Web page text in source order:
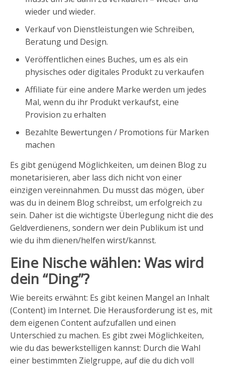
wieder und wieder.
Verkauf von Dienstleistungen wie Schreiben,
Beratung und Design.
Veröffentlichen eines Buches, um es als ein
physisches oder digitales Produkt zu verkaufen
Affiliate für eine andere Marke werden um jedes
Mal, wenn du ihr Produkt verkaufst, eine
Provision zu erhalten
Bezahlte Bewertungen / Promotions für Marken
machen
Es gibt genügend Möglichkeiten, um deinen Blog zu
monetarisieren, aber lass dich nicht von einer
einzigen vereinnahmen. Du musst das mögen, über
was du in deinem Blog schreibst, um erfolgreich zu
sein. Daher ist die wichtigste Überlegung nicht die des
Geldverdienens, sondern wer dein Publikum ist und
wie du ihm dienen/helfen wirst/kannst.
Eine Nische wählen: Was wird
dein “Ding”?
Wie bereits erwähnt: Es gibt keinen Mangel an Inhalt
(Content) im Internet. Die Herausforderung ist es, mit
dem eigenen Content aufzufallen und einen
Unterschied zu machen. Es gibt zwei Möglichkeiten,
wie du das bewerkstelligen kannst: Durch die Wahl
einer bestimmten Zielgruppe, auf die du dich voll